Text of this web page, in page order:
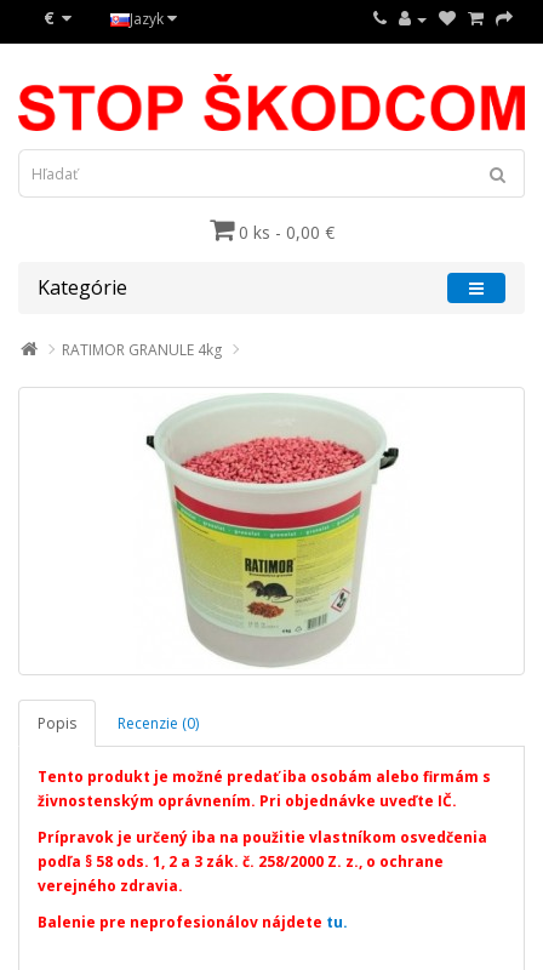
€ Jazyk
0 ks - 0,00 €
Kategórie
RATIMOR GRANULE 4kg
Popis Recenzie (0)
Tento produkt je možné predať iba osobám alebo firmám s
živnostenským oprávnením. Pri objednávke uveďte IČ.
Prípravok je určený iba na použitie vlastníkom osvedčenia
podľa § 58 ods. 1, 2 a 3 zák. č. 258/2000 Z. z., o ochrane
verejného zdravia.
Balenie pre neprofesionálov nájdete tu.